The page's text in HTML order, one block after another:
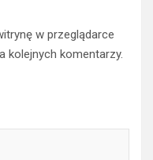
w przeglądarce
kolejnych komentarzy.